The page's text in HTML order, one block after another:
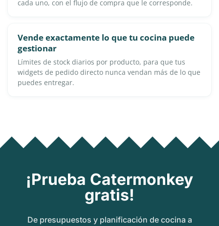
cada uno, con el flujo de compra que le corresponde.
Vende exactamente lo que tu cocina puede
gestionar
Límites de stock diarios por producto, para que tus
widgets de pedido directo nunca vendan más de lo que
puedes entregar.
¡Prueba Catermonkey
gratis!
De presupuestos y planificación de cocina a